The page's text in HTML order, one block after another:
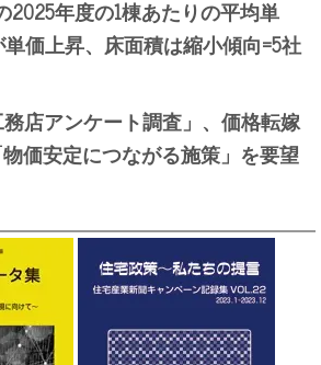
2025年度の1棟あたりの平均単
価上昇、床面積は縮小傾向=5社
店アンケート調査」、価格転嫁
価安定につながる施策」を要望